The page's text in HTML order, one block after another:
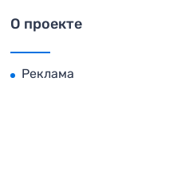
О проекте
Реклама